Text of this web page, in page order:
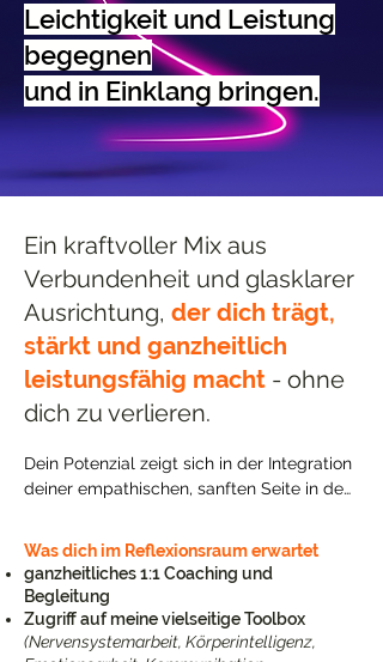
Leichtigkeit und Leistung
begegnen
und in Einklang bringen.
Ein kraftvoller Mix aus
Verbundenheit und glasklarer
Ausrichtung, der dich trägt,
stärkt und ganzheitlich
leistungsfähig macht - ohne
dich zu verlieren.
Dein Potenzial zeigt sich in der Integration
deiner empathischen, sanften Seite in den
Energie-Management. Während unserer
gemeinsamen Reise lernst du dich mental
und emotional intuitiv zu führen. Die
Reflexion und der geschützte Raum
Was dich im Reflexionsraum erwartet
ganzheitliches 1:1 Coaching und
Begleitung
Zugriff auf meine vielseitige Toolbox
(Nervensystemarbeit, Körperintelligenz,